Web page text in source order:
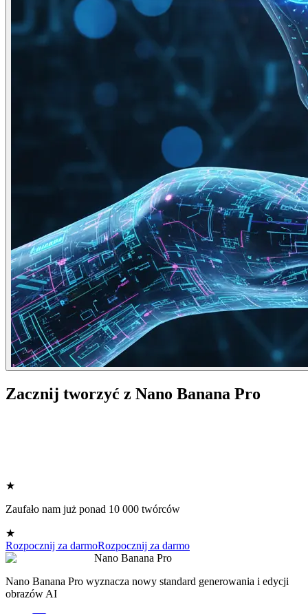
Zacznij tworzyć z Nano Banana Pro
★
Zaufało nam już ponad 10 000 twórców
★
Rozpocznij za darmoRozpocznij za darmo
Nano Banana Pro
Nano Banana Pro wyznacza nowy standard generowania i edycji
obrazów AI